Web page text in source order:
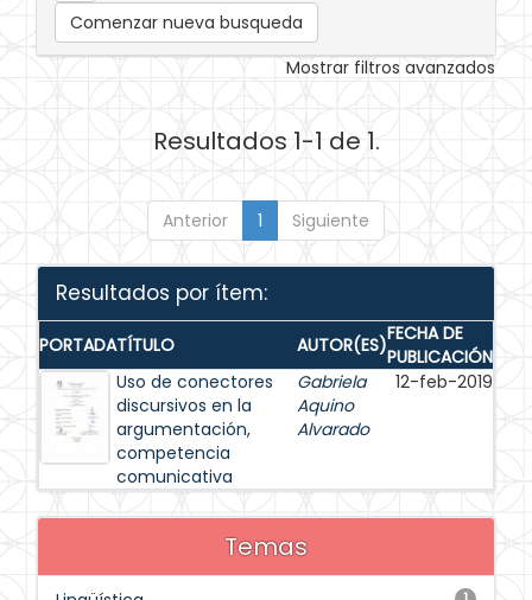
Comenzar nueva busqueda
Mostrar filtros avanzados
Resultados 1-1 de 1.
Anterior 1 Siguiente
Resultados por ítem:
PORTADATÍTULO AUTOR(ES)FECHA DE
PUBLICACIÓN
Uso de conectores
discursivos en la
argumentación,
competencia
comunicativa
Gabriela
Aquino
Alvarado
12-feb-2019
Temas